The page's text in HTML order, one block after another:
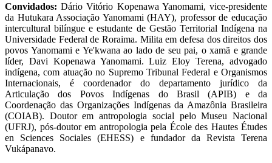
Convidados:Dário Vitório Kopenawa Yanomami, vice-presidente
da Hutukara Associação Yanomami (HAY), professor de educação
intercultural bilíngue e estudante de Gestão Territorial Indígena na
Universidade Federal de Roraima. Milita em defesa dos direitos dos
povos Yanomami e Ye'kwana ao lado de seu pai, o xamã e grande
líder, Davi Kopenawa Yanomami. Luiz Eloy Terena, advogado
indígena, com atuação no Supremo Tribunal Federal e Organismos
Internacionais, é coordenador do departamento jurídico da
Articulação dos Povos Indígenas do Brasil (APIB) e da
Coordenação das Organizações Indígenas da Amazônia Brasileira
(COIAB). Doutor em antropologia social pelo Museu Nacional
(UFRJ), pós-doutor em antropologia pela École des Hautes Études
en Sciences Sociales (EHESS) e fundador da Revista Terena
Vukápanavo.